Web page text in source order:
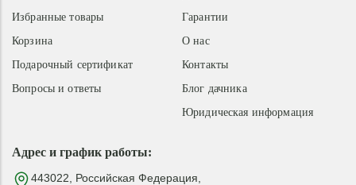
Адрес и график работы:
443022, Российская Федерация,
Гарантии
О нас
Контакты
Блог дачника
Юридическая информация
Избранные товары
Корзина
Подарочный сертификат
Вопросы и ответы